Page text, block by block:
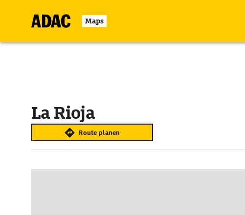
Maps
La Rioja
Route planen